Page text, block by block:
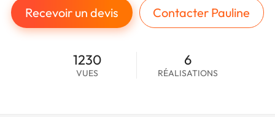
Recevoir un devis Contacter Pauline
1230
VUES
6
RÉALISATIONS